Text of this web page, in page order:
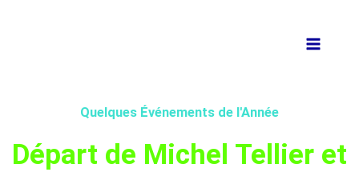
Quelques Événements de l'Année
Départ de Michel Tellier et